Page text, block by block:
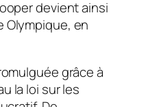
devient ainsi
Olympique, en
grâce à
la loi sur les